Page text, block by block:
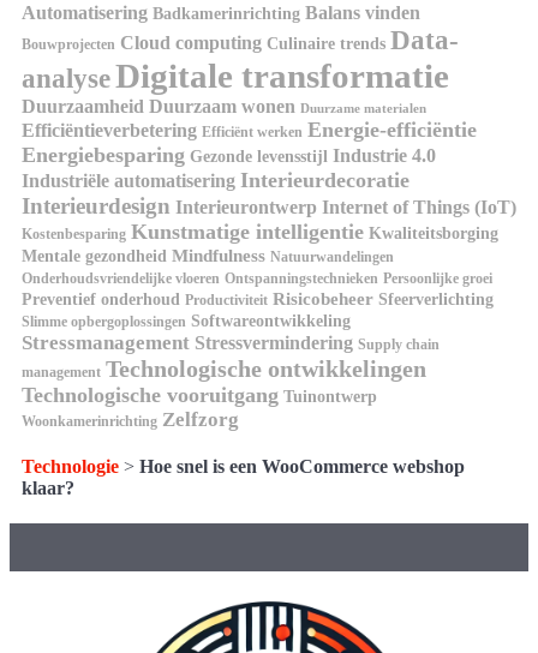
Automatisering Badkamerinrichting Balans vinden
Bouwprojecten Cloud computing Culinaire trends Data-
analyseDigitale transformatie
Duurzaamheid Duurzaam wonen Duurzame materialen
Efficiëntieverbetering Efficiënt werken Energie-efficiëntie
Energiebesparing Gezonde levensstijl Industrie 4.0
Industriële automatisering Interieurdecoratie
Interieurdesign Interieurontwerp Internet of Things (IoT)
Kostenbesparing Kunstmatige intelligentie Kwaliteitsborging
Mentale gezondheid Mindfulness Natuurwandelingen
Onderhoudsvriendelijke vloeren Ontspanningstechnieken Persoonlijke groei
Preventief onderhoud Productiviteit Risicobeheer Sfeerverlichting
Slimme opbergoplossingen Softwareontwikkeling
Stressmanagement Stressvermindering Supply chain
management Technologische ontwikkelingen
Technologische vooruitgang Tuinontwerp
Woonkamerinrichting Zelfzorg
Technologie > Hoe snel is een WooCommerce webshop
klaar?